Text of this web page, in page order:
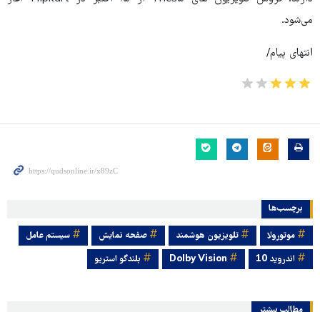
می‌شود.
انتهای پیام/
برچسب‌ها
موتورولا تلویزیون هوشمند صفحه نمایش
سیستم عامل
اندروید 10
Dolby Vision بلندگو استریو